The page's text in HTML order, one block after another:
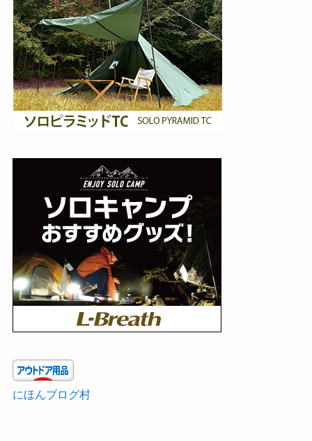
にほんブログ村